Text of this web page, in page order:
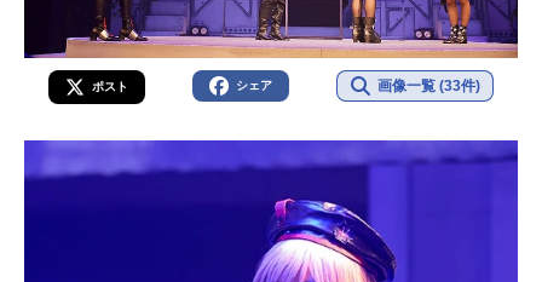
ポスト シェア 画像一覧 (33件)